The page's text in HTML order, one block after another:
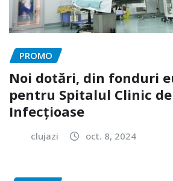
PROMO
Noi dotări, din fonduri
pentru Spitalul Clinic
Infecțioase
clujazi oct. 8, 2024